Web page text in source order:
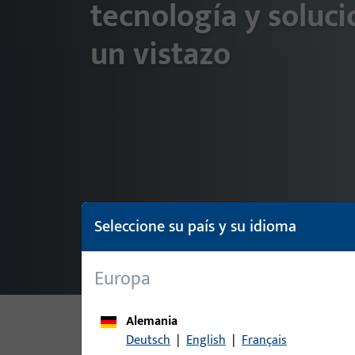
tecnología y
un vistazo
TODA LA GAMA DE PRODUCTOS
Seleccione su país y su idioma
Europa
Alemania
Deutsch | English | Français